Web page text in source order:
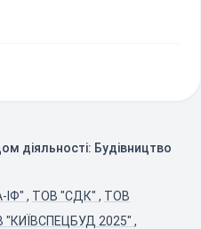
діяльності: Будівництво
ІФ" , ТОВ "CДК" , ТОВ
"КИЇВСПЕЦБУД 2025" ,